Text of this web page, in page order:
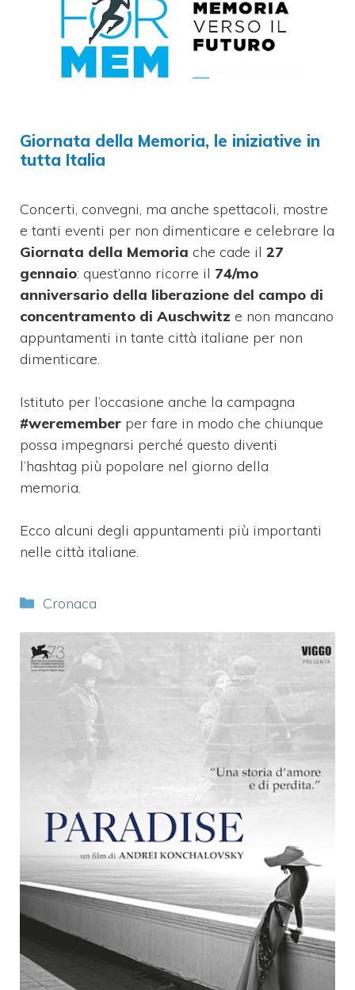
Giornata della Memoria, le iniziative in
tutta Italia
Concerti, convegni, ma anche spettacoli, mostre
e tanti eventi per non dimenticare e celebrare la
Giornata della Memoria che cade il 27
gennaio: quest’anno ricorre il 74/mo
anniversario della liberazione del campo di
concentramento di Auschwitz e non mancano
appuntamenti in tante città italiane per non
dimenticare.
Istituto per l’occasione anche la campagna
#weremember per fare in modo che chiunque
possa impegnarsi perché questo diventi
l’hashtag più popolare nel giorno della
memoria.
Ecco alcuni degli appuntamenti più importanti
nelle città italiane.
Categorie
Cronaca